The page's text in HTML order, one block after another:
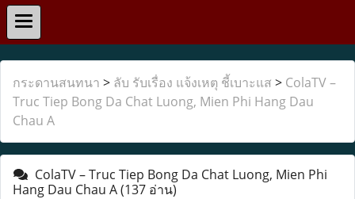
กระดานสนทนา > ลับ รับเรื่อง แจ้งเหตุ ชี้เบาะแส > ColaTV –
Truc Tiep Bong Da Chat Luong, Mien Phi Hang Dau
Chau A
ColaTV – Truc Tiep Bong Da Chat Luong, Mien Phi
Hang Dau Chau A(137 อ่าน)